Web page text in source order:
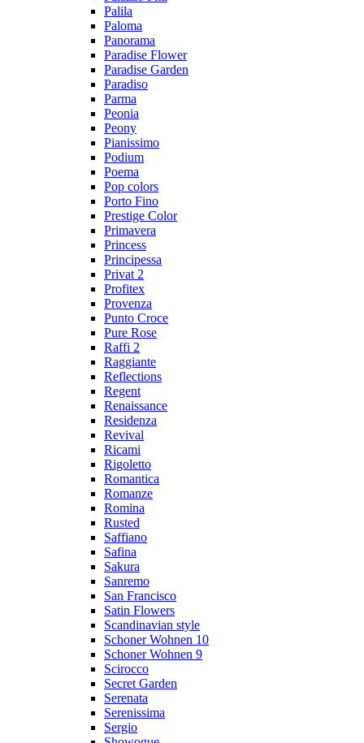
Palila
Paloma
Panorama
Paradise Flower
Paradise Garden
Paradiso
Parma
Peonia
Peony
Pianissimo
Podium
Poema
Pop colors
Porto Fino
Prestige Color
Primavera
Princess
Principessa
Privat 2
Profitex
Provenza
Punto Croce
Pure Rose
Raffi 2
Raggiante
Reflections
Regent
Renaissance
Residenza
Revival
Ricami
Rigoletto
Romantica
Romanze
Romina
Rusted
Saffiano
Safina
Sakura
Sanremo
San Francisco
Satin Flowers
Scandinavian style
Schoner Wohnen 10
Schoner Wohnen 9
Scirocco
Secret Garden
Serenata
Serenissima
Sergio